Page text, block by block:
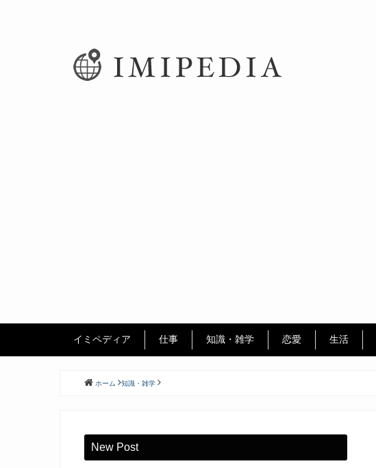
イミペディア 仕事 知識・雑学 恋愛 生活
ホーム 知識・雑学
New Post